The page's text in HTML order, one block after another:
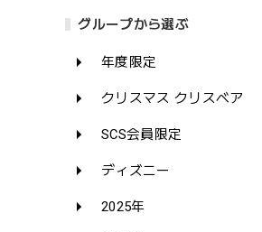
グループから選ぶ
年度限定
クリスマス クリスベア
SCS会員限定
ディズニー
2025年